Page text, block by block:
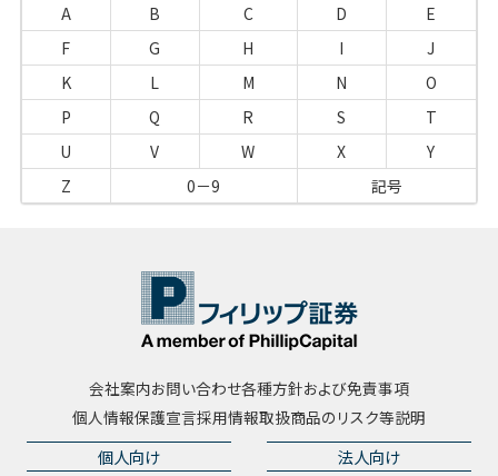
A B C D
E
F
G H I
J
K
L M N
O
P
Q R S
T
U
V W X
Y
Z
0－9 記号
会社案内お問い合わせ各種方針および免責事項
個人情報保護宣言採用情報取扱商品のリスク等説明
個人向け 法人向け